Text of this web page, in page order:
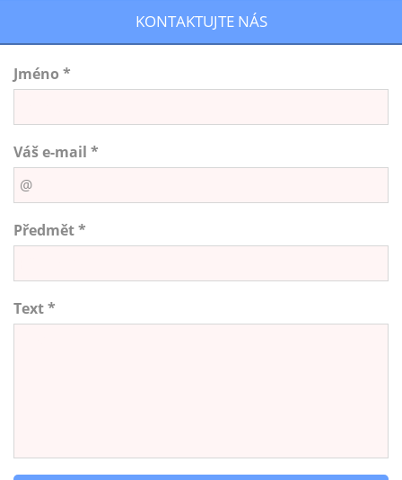
KONTAKTUJTE NÁS
Jméno *
Váš e-mail *
Předmět *
Text *